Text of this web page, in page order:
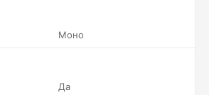
Моно
Да